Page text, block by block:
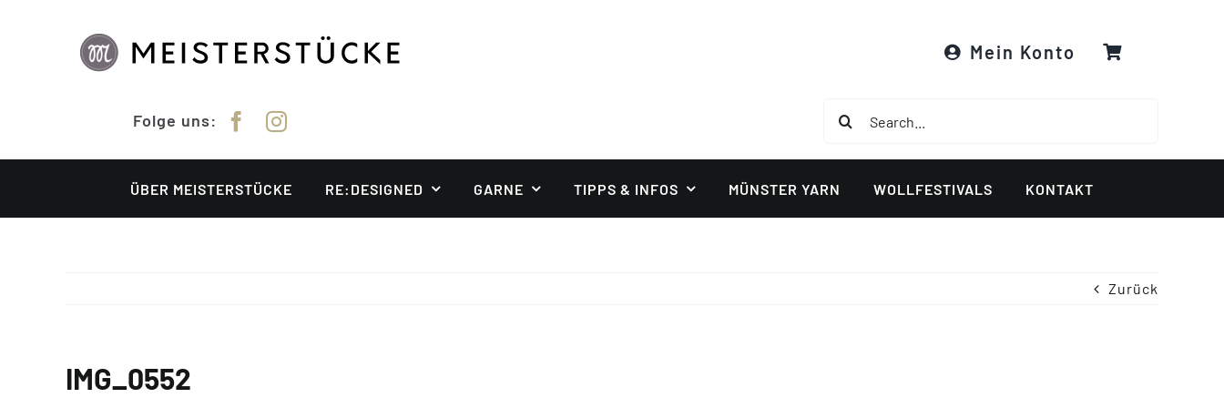
Mein Konto
Folge uns:
ÜBER MEISTERSTÜCKE RE:DESIGNED GARNE TIPPS & INFOS MÜNSTER YARN WOLLFESTIVALS KONTAKT
Zurück
IMG_0552